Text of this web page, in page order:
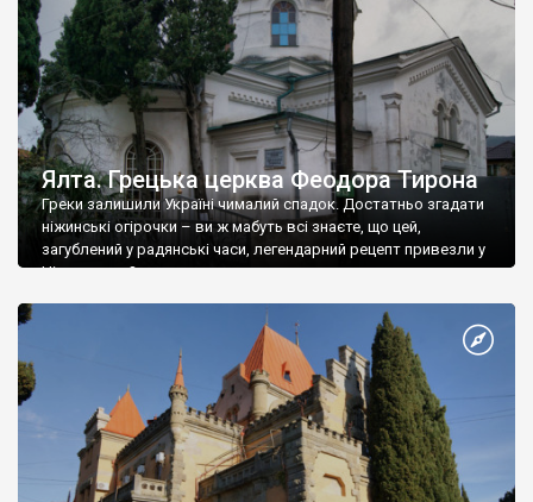
Ялта. Грецька церква Феодора Тирона
Греки залишили Україні чималий спадок. Достатньо згадати
ніжинські огірочки – ви ж мабуть всі знаєте, що цей,
загублений у радянські часи, легендарний рецепт привезли у
Ніжин греки?